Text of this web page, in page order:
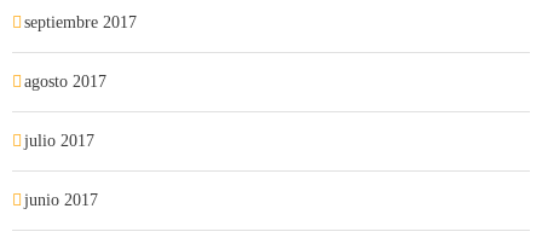
septiembre 2017
agosto 2017
julio 2017
junio 2017